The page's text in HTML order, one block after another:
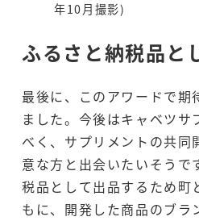
年10月撮影)
ふるさと納税品と
最後に、このアワードで期
ました。今後はキャベツサ
べく、サプリメントの共同
意な方と出会いたいそうで
税品として出品するため町
もに、開発した商品のブラ